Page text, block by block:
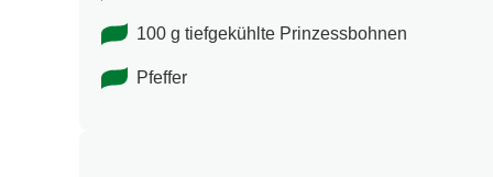
100 g tiefgekühlte Prinzessbohnen
Pfeffer